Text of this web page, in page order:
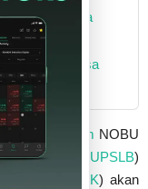
Sepekan, Ada
Sentosa
saham NOBU
Biasa (
RUPSLB)
OJK) akan